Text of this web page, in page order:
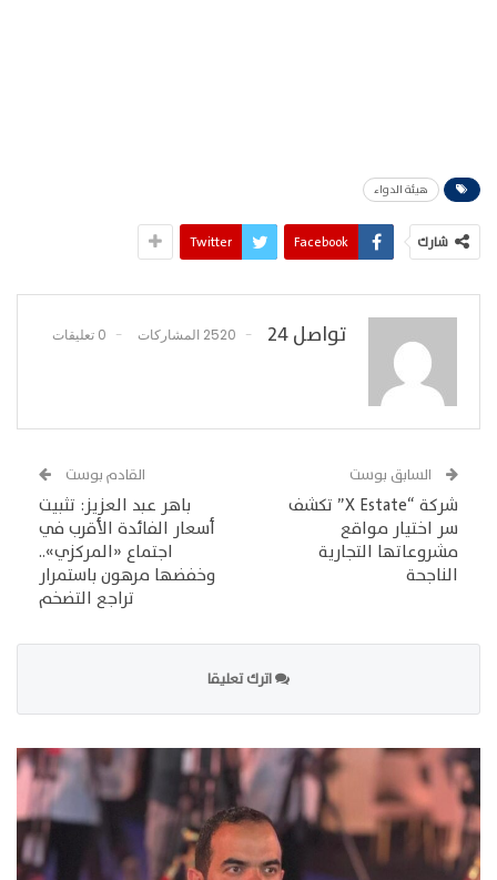
هيئة الدواء
شارك Facebook
Twitter
تواصل 24 2520 المشاركات 0 تعليقات
السابق بوست
شركة “X Estate” تكشف
سر اختيار مواقع
مشروعاتها التجارية
الناجحة
القادم بوست
باهر عبد العزيز: تثبيت
أسعار الفائدة الأقرب في
اجتماع «المركزي»..
وخفضها مرهون باستمرار
تراجع التضخم
اترك تعليقا